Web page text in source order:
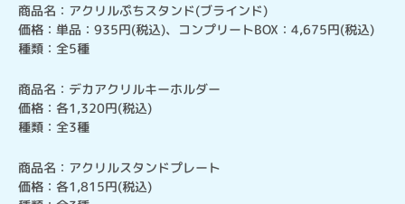
商品名：アクリルぷちスタンド(ブラインド)
価格：単品：935円(税込)、コンプリートBOX：4,675円(税込)
種類：全5種
商品名：デカアクリルキーホルダー
価格：各1,320円(税込)
種類：全3種
商品名：アクリルスタンドプレート
価格：各1,815円(税込)